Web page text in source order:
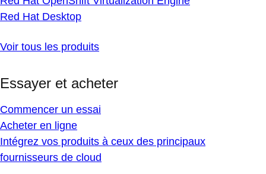
Red Hat Desktop
Voir tous les produits
Essayer et acheter
Commencer un essai
Acheter en ligne
Intégrez vos produits à ceux des principaux
fournisseurs de cloud